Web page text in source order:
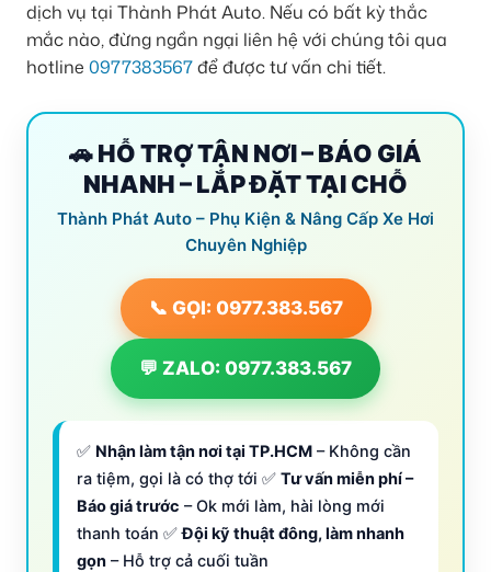
dịch vụ tại Thành Phát Auto. Nếu có bất kỳ thắc
mắc nào, đừng ngần ngại liên hệ với chúng tôi qua
hotline 0977383567để được tư vấn chi tiết.
🚗 HỖ TRỢ TẬN NƠI – BÁO GIÁ
NHANH – LẮP ĐẶT TẠI CHỖ
Thành Phát Auto – Phụ Kiện & Nâng Cấp Xe Hơi
Chuyên Nghiệp
📞 GỌI: 0977.383.567
💬 ZALO: 0977.383.567
✅ Nhận làm tận nơi tại TP.HCM – Không cần
ra tiệm, gọi là có thợ tới ✅ Tư vấn miễn phí –
Báo giá trước – Ok mới làm, hài lòng mới
thanh toán ✅Đội kỹ thuật đông, làm nhanh
gọn – Hỗ trợ cả cuối tuần